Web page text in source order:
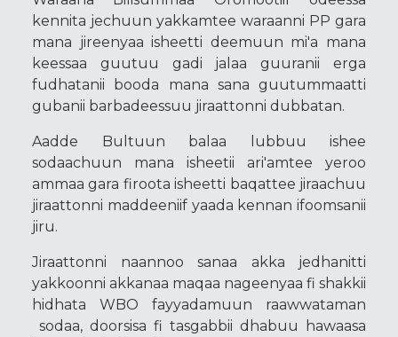
kennita jechuun yakkamtee waraanni PP gara
mana jireenyaa isheetti deemuun mi'a mana
keessaa guutuu gadi jalaa guuranii erga
fudhatanii booda mana sana guutummaatti
gubanii barbadeessuu jiraattonni dubbatan.
Aadde Bultuun balaa lubbuu ishee
sodaachuun mana isheetii ari'amtee yeroo
ammaa gara firoota isheetti baqattee jiraachuu
jiraattonni maddeeniif yaada kennan ifoomsanii
jiru.
Jiraattonni naannoo sanaa akka jedhanitti
yakkoonni akkanaa maqaa nageenyaa fi shakkii
hidhata WBO fayyadamuun raawwataman
sodaa, doorsisa fi tasgabbii dhabuu hawaasa